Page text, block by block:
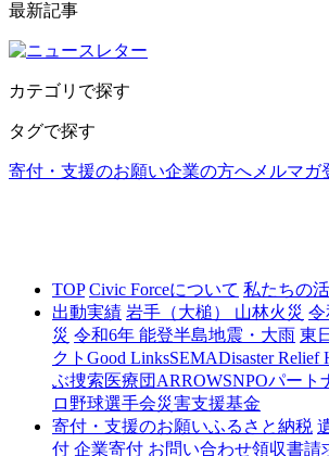
最新記事
カテゴリで探す
タグで探す
寄付・支援のお願い企業の方へ メルマガ
TOP Civic Forceについて 私たちの
出動実績 岩手（大槌） 山林火災 令
災 令和6年 能登半島地震・大雨 東
クト Good LinksSEMADisaster Relief
ぶ捜索医療団ARROWSNPOパート
ロ野球選手会災害支援基金
寄付・支援のお願いふるさと納税
付 企業寄付 お問い合わせ領収書請